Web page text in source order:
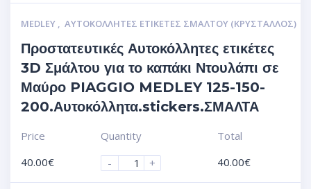
MEDLEY , ΑΥΤΟΚΌΛΛΗΤΕΣ ΕΤΙΚΈΤΕΣ ΣΜΆΛΤΟΥ (ΚΡΥΣΤΑΛΛΟΣ)
Προστατευτικές Αυτοκόλλητες ετικέτες
3D Σμάλτου για το καπάκι Ντουλάπι σε
Μαύρο PIAGGIO MEDLEY 125-150-
200.Αυτοκόλλητα.stickers.ΣΜΑΛΤΑ
Price
40.00€
Quantity
-
+
Total
40.00€